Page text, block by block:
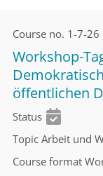
Course no. 1-7-26
Workshop-
öffentlichen
Status
Topic Arbeit und
Course format